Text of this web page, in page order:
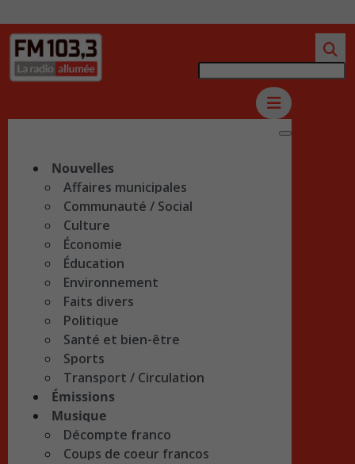
Nouvelles
Affaires municipales
Communauté / Social
Culture
Économie
Éducation
Environnement
Faits divers
Politique
Santé et bien-être
Sports
Transport / Circulation
Émissions
Musique
Décompte franco
Coups de coeur francos